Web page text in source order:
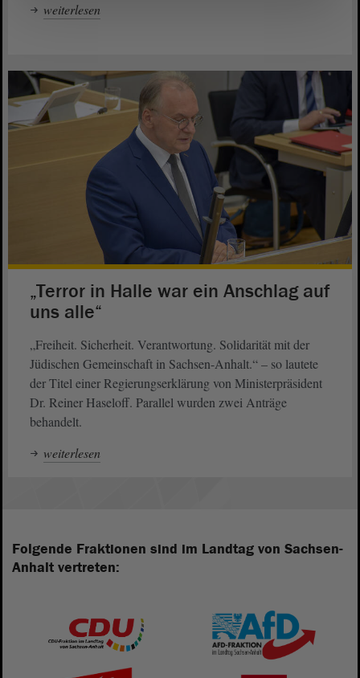
weiterlesen
„Terror in Halle war ein Anschlag auf
uns alle“
„Freiheit. Sicherheit. Verantwortung. Solidarität mit der
Jüdischen Gemeinschaft in Sachsen-Anhalt.“ – so lautete
der Titel einer Regierungserklärung von Ministerpräsident
Dr. Reiner Haseloff. Parallel wurden zwei Anträge
behandelt.
weiterlesen
Folgende Fraktionen sind im Landtag von Sachsen-
Anhalt vertreten: